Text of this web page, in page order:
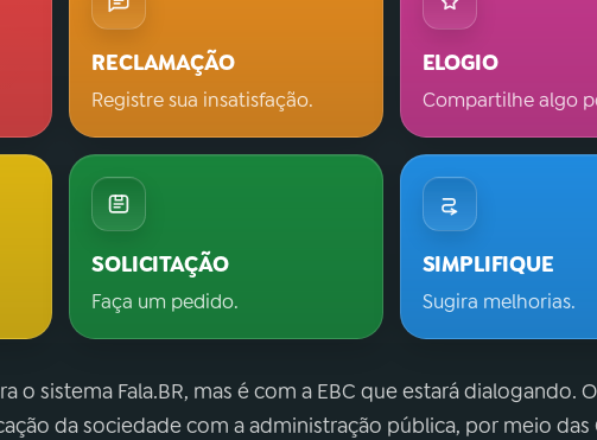
RECLAMAÇÃO
Registre sua insatisfação.
ELOGIO
Compartilhe algo
SOLICITAÇÃO
Faça um pedido.
SIMPLIFIQUE
Sugira melhorias.
o sistema Fala.BR, mas é com a EBC que estará dialogando. O
da sociedade com a administração pública, por meio das